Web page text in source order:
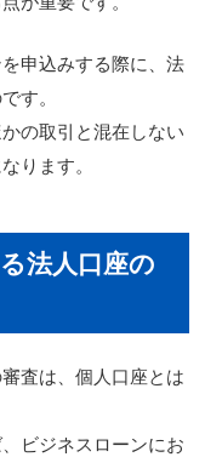
申込みする際に、法
す。
の取引と混在しない
ります。
法人口座の
査は、個人口座とは
ビジネスローンにお